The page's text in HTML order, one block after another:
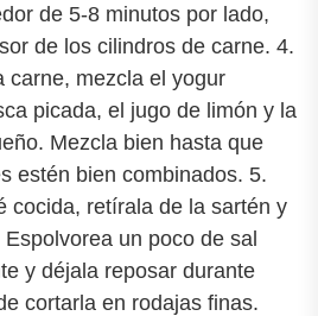
de 5-8 minutos por lado,
de los cilindros de carne. 4.
carne, mezcla el yogur
picada, el jugo de limón y la
Mezcla bien hasta que
estén bien combinados. 5.
cocida, retírala de la sartén y
un poco de sal
y déjala reposar durante
cortarla en rodajas finas.